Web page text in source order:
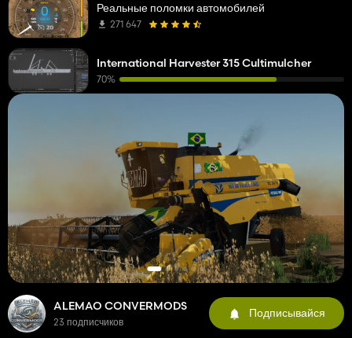
ALEMAO CONVERMODS
23 подписчиков
Подписывайся
Реальные поломки автомобилей
271 647
International Harvester 315 Cultimulcher
70%